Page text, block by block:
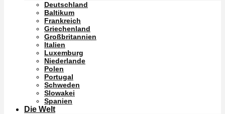
Deutschland
Baltikum
Frankreich
Griechenland
Großbritannien
Italien
Luxemburg
Niederlande
Polen
Portugal
Schweden
Slowakei
Spanien
Die Welt